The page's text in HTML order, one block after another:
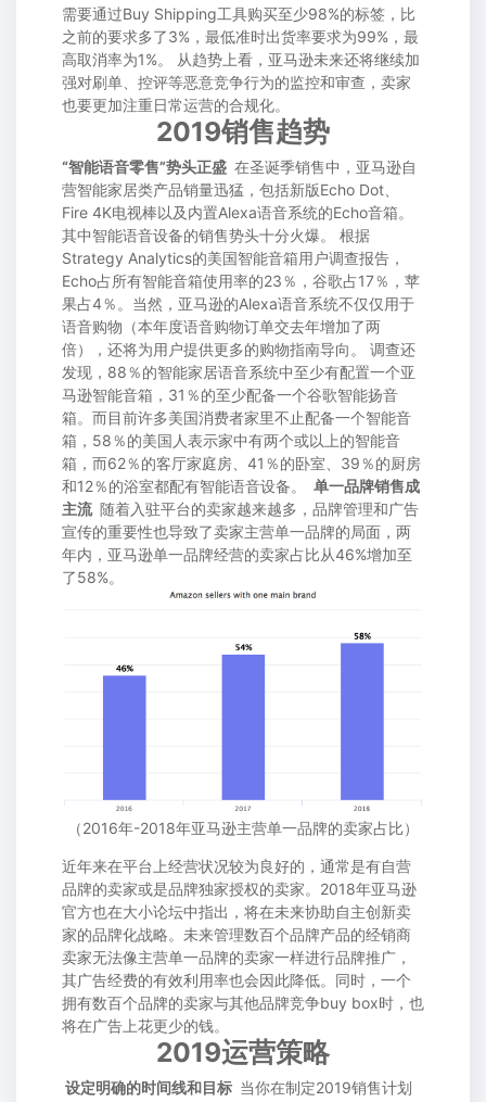
需要通过Buy Shipping工具购买至少98%的标签，比
之前的要求多了3%，最低准时出货率要求为99%，最
高取消率为1%。 从趋势上看，亚马逊未来还将继续加
强对刷单、控评等恶意竞争行为的监控和审查，卖家
也要更加注重日常运营的合规化。
2019销售趋势
“智能语音零售”势头正盛 在圣诞季销售中，亚马逊自
营智能家居类产品销量迅猛，包括新版Echo Dot、
Fire 4K电视棒以及内置Alexa语音系统的Echo音箱。
其中智能语音设备的销售势头十分火爆。 根据
Strategy Analytics的美国智能音箱用户调查报告，
Echo占所有智能音箱使用率的23％，谷歌占17％，苹
果占4％。当然，亚马逊的Alexa语音系统不仅仅用于
语音购物（本年度语音购物订单交去年增加了两
倍），还将为用户提供更多的购物指南导向。 调查还
发现，88％的智能家居语音系统中至少有配置一个亚
马逊智能音箱，31％的至少配备一个谷歌智能扬音
箱。而目前许多美国消费者家里不止配备一个智能音
箱，58％的美国人表示家中有两个或以上的智能音
箱，而62％的客厅家庭房、41％的卧室、39％的厨房
和12％的浴室都配有智能语音设备。
单一品牌销售成
主流 随着入驻平台的卖家越来越多，品牌管理和广告
宣传的重要性也导致了卖家主营单一品牌的局面，两
年内，亚马逊单一品牌经营的卖家占比从46%增加至
了58%。
（2016年-2018年亚马逊主营单一品牌的卖家占比）
近年来在平台上经营状况较为良好的，通常是有自营
品牌的卖家或是品牌独家授权的卖家。2018年亚马逊
官方也在大小论坛中指出，将在未来协助自主创新卖
家的品牌化战略。未来管理数百个品牌产品的经销商
卖家无法像主营单一品牌的卖家一样进行品牌推广，
其广告经费的有效利用率也会因此降低。同时，一个
拥有数百个品牌的卖家与其他品牌竞争buy box时，也
将在广告上花更少的钱。
2019运营策略
设定明确的时间线和目标 当你在制定2019销售计划